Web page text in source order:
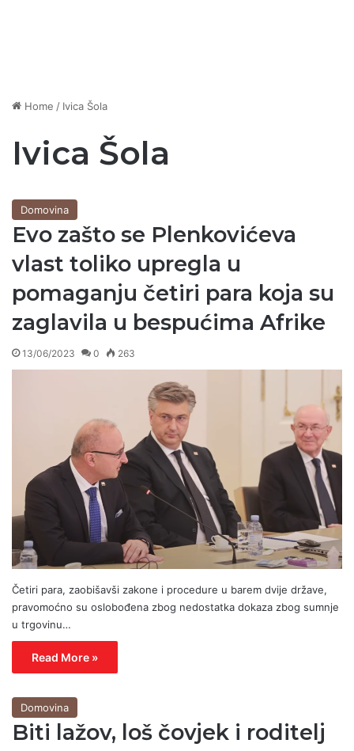
Home / Ivica Šola
Ivica Šola
Domovina
Evo zašto se Plenkovićeva
vlast toliko upregla u
pomaganju četiri para koja su
zaglavila u bespućima Afrike
13/06/2023 0 263
Četiri para, zaobišavši zakone i procedure u barem dvije države,
pravomoćno su oslobođena zbog nedostatka dokaza zbog sumnje
u trgovinu…
Read More »
Domovina
Biti lažov, loš čovjek i roditelj